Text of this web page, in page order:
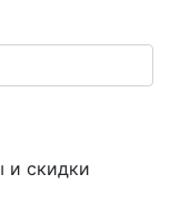
и скидки